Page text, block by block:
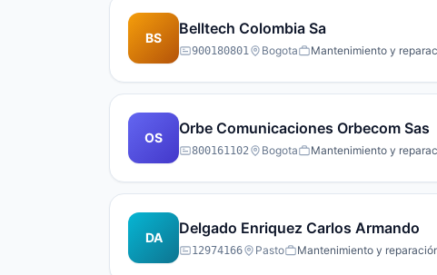
BS
Belltech Colombia Sa
900180801 Bogota Mantenimiento y
OS
Orbe Comunicaciones Orbecom Sas
800161102 Bogota Mantenimiento y
DA
Delgado Enriquez Carlos Armando
12974166 Pasto Mantenimiento y